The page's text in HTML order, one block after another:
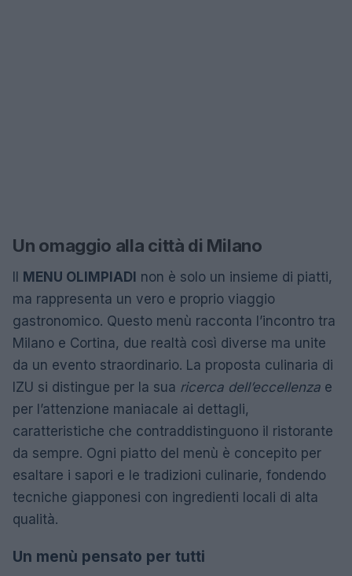
Un omaggio alla città di Milano
Il MENU OLIMPIADI non è solo un insieme di piatti,
ma rappresenta un vero e proprio viaggio
gastronomico. Questo menù racconta l’incontro tra
Milano e Cortina, due realtà così diverse ma unite
da un evento straordinario. La proposta culinaria di
IZU si distingue per la sua ricerca dell’eccellenza e
per l’attenzione maniacale ai dettagli,
caratteristiche che contraddistinguono il ristorante
da sempre. Ogni piatto del menù è concepito per
esaltare i sapori e le tradizioni culinarie, fondendo
tecniche giapponesi con ingredienti locali di alta
qualità.
Un menù pensato per tutti